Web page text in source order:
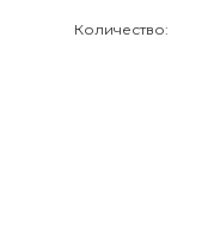
Количество: